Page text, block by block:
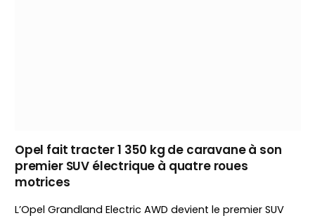
Opel fait tracter 1 350 kg de caravane à son
premier SUV électrique à quatre roues
motrices
L’Opel Grandland Electric AWD devient le premier SUV